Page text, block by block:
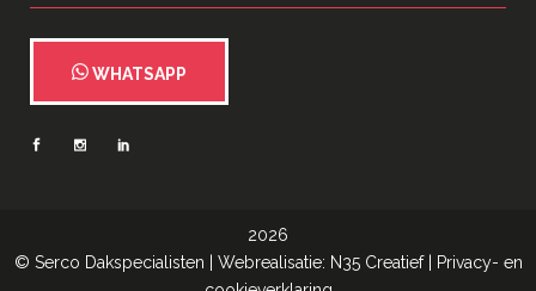
WHATSAPP
2026
© Serco Dakspecialisten | Webrealisatie: N35 Creatief|
Privacy- en